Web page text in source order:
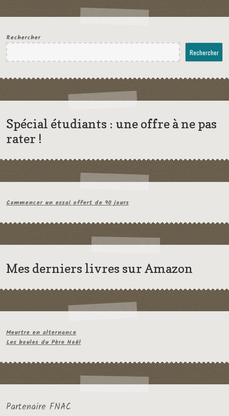
Rechercher
Rechercher
Spécial étudiants : une offre à ne pas
rater !
Commencer un essai offert de 90 jours
Mes derniers livres sur Amazon
Meurtre en alternance
Les boules du Père Noël
Partenaire FNAC